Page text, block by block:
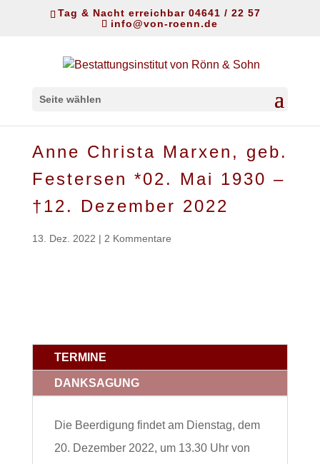
Tag & Nacht erreichbar 04641 / 22 57
info@von-roenn.de
Seite wählen
Anne Christa Marxen, geb.
Festersen *02. Mai 1930 –
†12. Dezember 2022
13. Dez. 2022 | 2 Kommentare
TERMINE
DANKSAGUNG
Die Beerdigung findet am Dienstag, dem
20. Dezember 2022, um 13.30 Uhr von